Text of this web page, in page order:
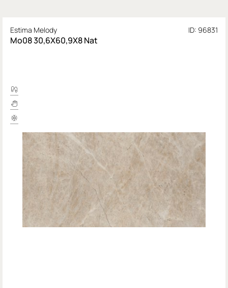
Estima Melody ID: 96831
Mo08 30,6X60,9X8 Nat